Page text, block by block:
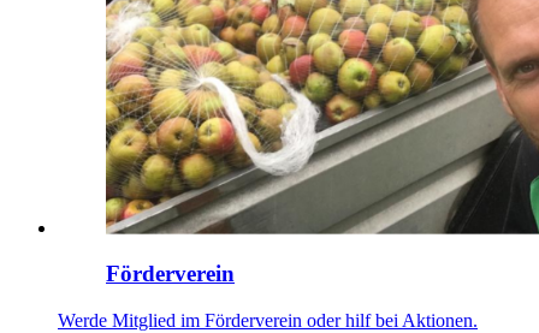
Förderverein
Werde Mitglied im Förderverein oder hilf bei Aktionen.